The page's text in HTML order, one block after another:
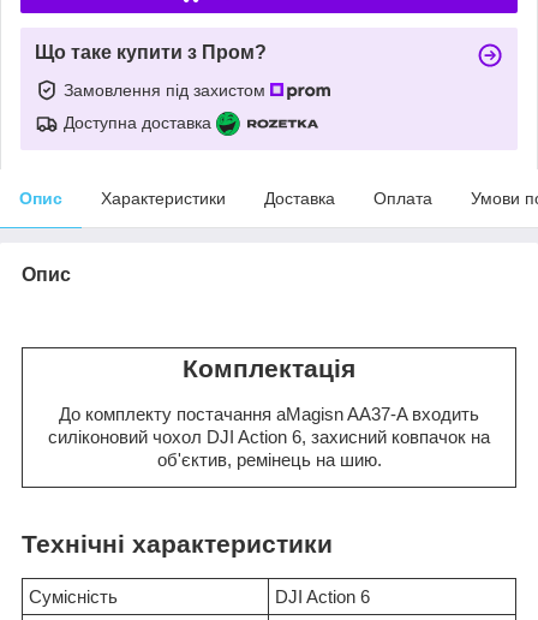
Що таке купити з Пром?
Замовлення під захистом
Доступна доставка
Опис Характеристики Доставка Оплата Умови
Опис
Комплектація
До комплекту постачання aMagisn AA37-A входить
силіконовий чохол DJI Action 6, захисний ковпачок на
об'єктив, ремінець на шию.
Технічні характеристики
Сумісність
DJI Action 6